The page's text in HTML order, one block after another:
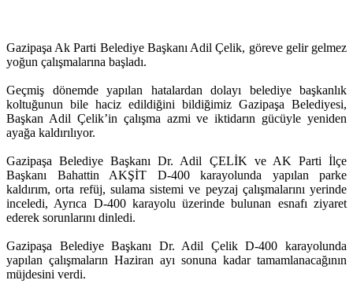
Gazipaşa Ak Parti Belediye Başkanı Adil Çelik, göreve gelir gelmez
yoğun çalışmalarına başladı.
Geçmiş dönemde yapılan hatalardan dolayı belediye başkanlık
koltuğunun bile haciz edildiğini bildiğimiz Gazipaşa Belediyesi,
Başkan Adil Çelik’in çalışma azmi ve iktidarın gücüyle yeniden
ayağa kaldırılıyor.
Gazipaşa Belediye Başkanı Dr. Adil ÇELİK ve AK Parti İlçe
Başkanı Bahattin AKŞİT D-400 karayolunda yapılan parke
kaldırım, orta refüj, sulama sistemi ve peyzaj çalışmalarını yerinde
inceledi, Ayrıca D-400 karayolu üzerinde bulunan esnafı ziyaret
ederek sorunlarını dinledi.
Gazipaşa Belediye Başkanı Dr. Adil Çelik D-400 karayolunda
yapılan çalışmaların Haziran ayı sonuna kadar tamamlanacağının
müjdesini verdi.